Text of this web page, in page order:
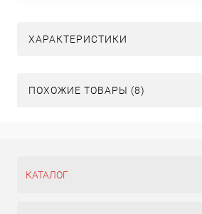
ХАРАКТЕРИСТИКИ
ПОХОЖИЕ ТОВАРЫ (8)
КАТАЛОГ